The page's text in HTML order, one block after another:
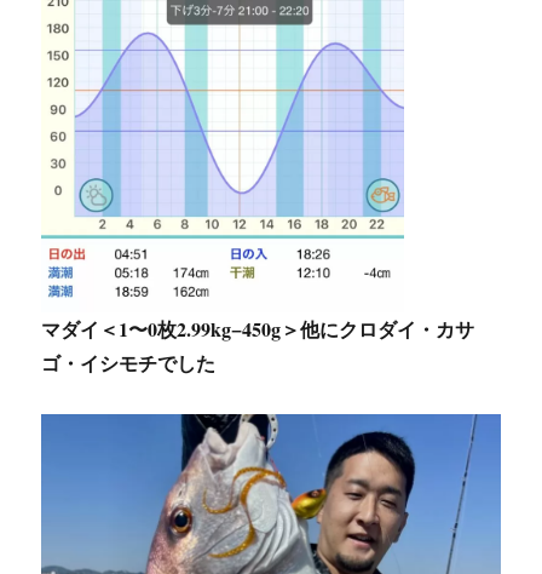
マダイ＜1〜0枚2.99kg−450g＞他にクロダイ・カサ
ゴ・イシモチでした